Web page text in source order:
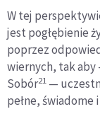
W tej
jest pogłębienie
poprzez
wiernych, tak aby
Sobór21 —
pełne, świadome